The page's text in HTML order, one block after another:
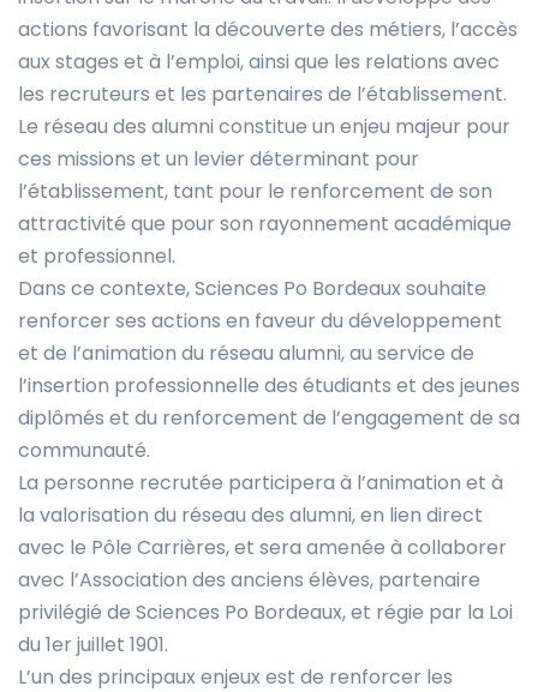
actions favorisant la découverte des métiers, l’accès
aux stages et à l’emploi, ainsi que les relations avec
les recruteurs et les partenaires de l’établissement.
Le réseau des alumni constitue un enjeu majeur pour
ces missions et un levier déterminant pour
l’établissement, tant pour le renforcement de son
attractivité que pour son rayonnement académique
et professionnel.
Dans ce contexte, Sciences Po Bordeaux souhaite
renforcer ses actions en faveur du développement
et de l’animation du réseau alumni, au service de
l’insertion professionnelle des étudiants et des jeunes
diplômés et du renforcement de l’engagement de sa
communauté.
La personne recrutée participera à l’animation et à
la valorisation du réseau des alumni, en lien direct
avec le Pôle Carrières, et sera amenée à collaborer
avec l’Association des anciens élèves, partenaire
privilégié de Sciences Po Bordeaux, et régie par la Loi
du 1er juillet 1901.
L’un des principaux enjeux est de renforcer les